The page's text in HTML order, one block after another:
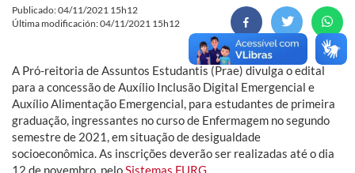
Publicado: 04/11/2021 15h12
Última modificación: 04/11/2021 15h12
A Pró-reitoria de Assuntos Estudantis (Prae) divulga o edital
para a concessão de Auxílio Inclusão Digital Emergencial e
Auxílio Alimentação Emergencial, para estudantes de primeira
graduação, ingressantes no curso de Enfermagem no segundo
semestre de 2021, em situação de desigualdade
socioeconômica. As inscrições deverão ser realizadas até o dia
12 de novembro, pelo Sistemas FURG.